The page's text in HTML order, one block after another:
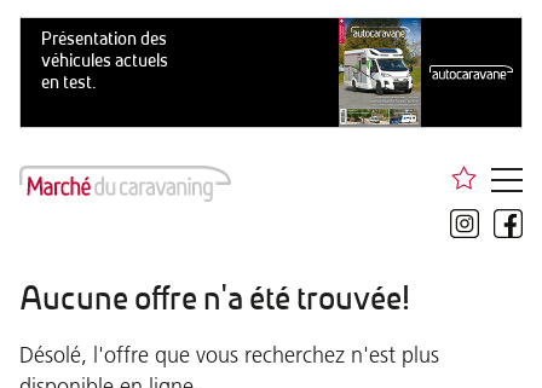
Aucune offre n'a été trouvée!
Désolé, l'offre que vous recherchez n'est plus